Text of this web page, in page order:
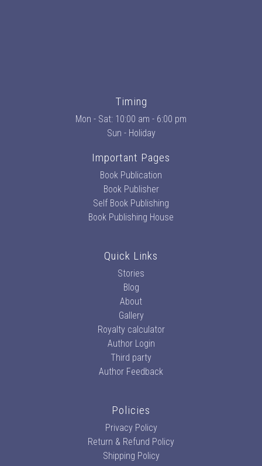
Timing
Mon - Sat: 10:00 am - 6:00 pm
Sun - Holiday
Important Pages
Book Publication
Book Publisher
Self Book Publishing
Book Publishing House
Quick Links
Stories
Blog
About
Gallery
Royalty calculator
Author Login
Third party
Author Feedback
Policies
Privacy Policy
Return & Refund Policy
Shipping Policy